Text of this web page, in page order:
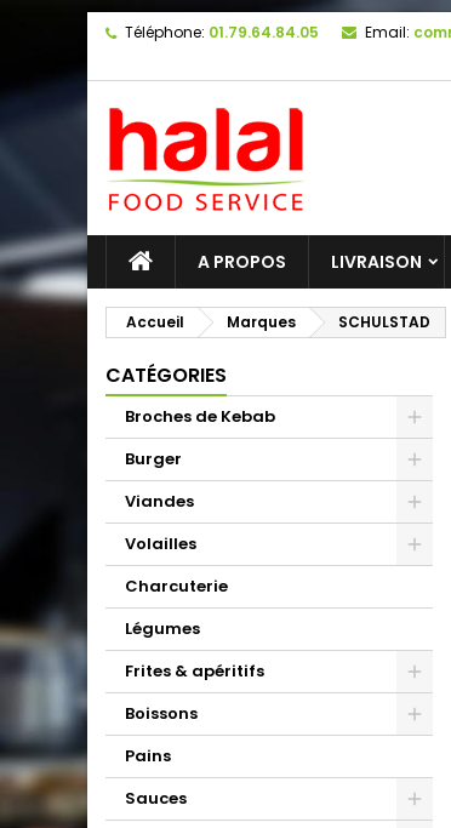
Téléphone: 01.79.64.84.05 Email:
A PROPOS LIVRAISON
Accueil Marques SCHULSTAD
CATÉGORIES
Broches de Kebab
Burger
Viandes
Volailles
Charcuterie
Légumes
Frites & apéritifs
Boissons
Pains
Sauces